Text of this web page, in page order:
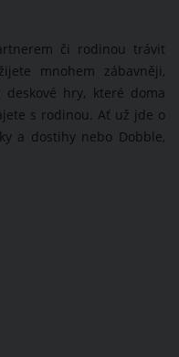
či rodinou trávit
mnohem zábavněji,
hry, které doma
s rodinou. Ať už jde o
a dostihy nebo Dobble,